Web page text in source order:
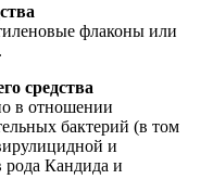
флаконы или
средства
в отношении
бактерий (в том
и
Кандида и